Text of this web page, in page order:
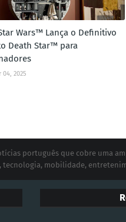
Wars™ Lança o Definitivo
Death Star™ para
04, 2025
português que cobre uma
mobilidade,